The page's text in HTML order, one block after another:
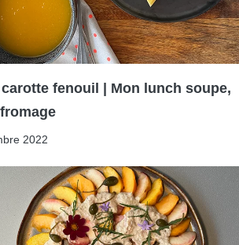
fenouil | Mon lunch soupe,
2022